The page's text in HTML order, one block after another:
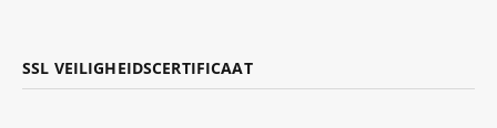
SSL VEILIGHEIDSCERTIFICAAT